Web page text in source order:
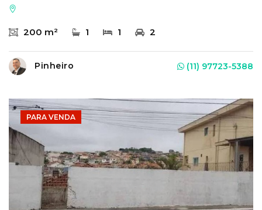
200 m² 1 1 2
Pinheiro (11) 97723-5388
PARA VENDA